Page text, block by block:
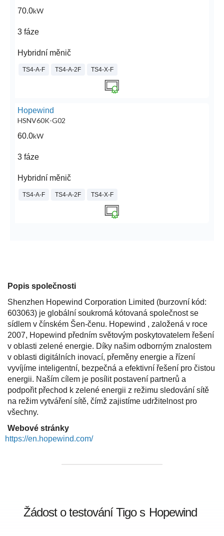
70.0kW
3 fáze
Hybridní měnič
TS4-A-F TS4-A-2F TS4-X-F
Hopewind
HSNV60K-G02
60.0kW
3 fáze
Hybridní měnič
TS4-A-F TS4-A-2F TS4-X-F
Popis společnosti
Shenzhen Hopewind Corporation Limited (burzovní kód:
603063) je globální soukromá kótovaná společnost se
sídlem v čínském Šen-čenu. Hopewind , založená v roce
2007, Hopewind předním světovým poskytovatelem řešení
v oblasti zelené energie. Díky našim odborným znalostem
v oblasti digitálních inovací, přeměny energie a řízení
vyvíjíme inteligentní, bezpečná a efektivní řešení pro čistou
energii. Naším cílem je posílit postavení partnerů a
podpořit přechod k zelené energii z režimu sledování sítě
na režim vytváření sítě, čímž zajistíme udržitelnost pro
všechny.
Webové stránky
https://en.hopewind.com/
Žádost o testování Tigo s Hopewind